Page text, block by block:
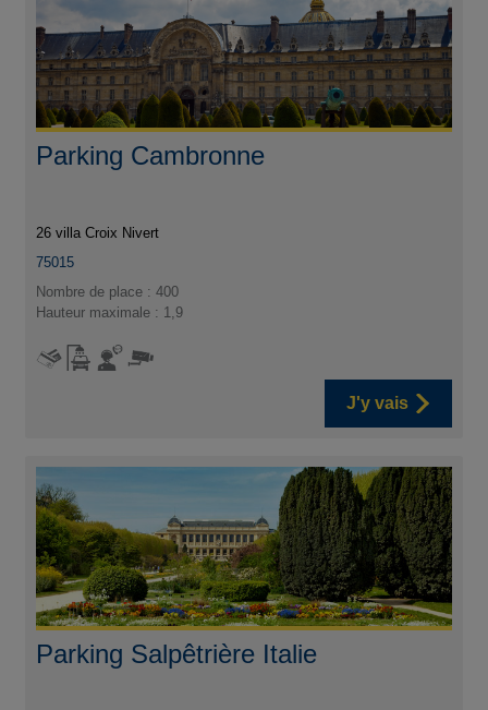
Parking Cambronne
26 villa Croix Nivert
75015
Nombre de place : 400
Hauteur maximale : 1,9
J'y vais
Parking Salpêtrière Italie